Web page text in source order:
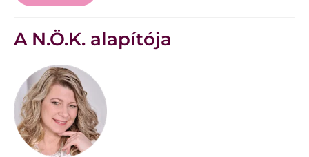
A N.Ö.K. alapítója